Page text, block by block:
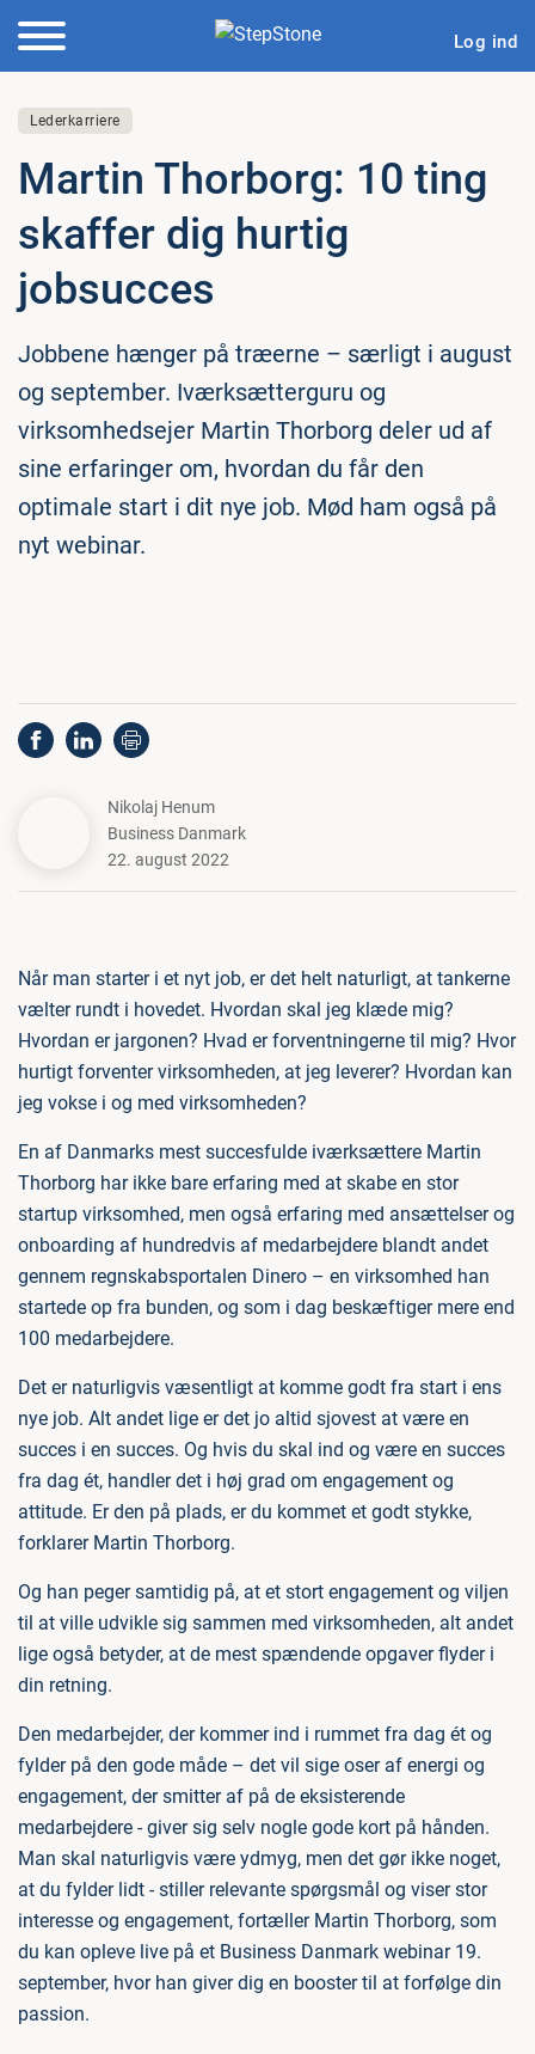
Log ind
Lederkarriere
Martin Thorborg: 10 ting
skaffer dig hurtig
jobsucces
Jobbene hænger på træerne – særligt i august
og september. Iværksætterguru og
virksomhedsejer Martin Thorborg deler ud af
sine erfaringer om, hvordan du får den
optimale start i dit nye job. Mød ham også på
nyt webinar.
Nikolaj Henum
Business Danmark
22. august 2022
Når man starter i et nyt job, er det helt naturligt, at tankerne
vælter rundt i hovedet. Hvordan skal jeg klæde mig?
Hvordan er jargonen? Hvad er forventningerne til mig? Hvor
hurtigt forventer virksomheden, at jeg leverer? Hvordan kan
jeg vokse i og med virksomheden?
En af Danmarks mest succesfulde iværksættere Martin
Thorborg har ikke bare erfaring med at skabe en stor
startup virksomhed, men også erfaring med ansættelser og
onboarding af hundredvis af medarbejdere blandt andet
gennem regnskabsportalen Dinero – en virksomhed han
startede op fra bunden, og som i dag beskæftiger mere end
100 medarbejdere.
Det er naturligvis væsentligt at komme godt fra start i ens
nye job. Alt andet lige er det jo altid sjovest at være en
succes i en succes. Og hvis du skal ind og være en succes
fra dag ét, handler det i høj grad om engagement og
attitude. Er den på plads, er du kommet et godt stykke,
forklarer Martin Thorborg.
Og han peger samtidig på, at et stort engagement og viljen
til at ville udvikle sig sammen med virksomheden, alt andet
lige også betyder, at de mest spændende opgaver flyder i
din retning.
Den medarbejder, der kommer ind i rummet fra dag ét og
fylder på den gode måde – det vil sige oser af energi og
engagement, der smitter af på de eksisterende
medarbejdere - giver sig selv nogle gode kort på hånden.
Man skal naturligvis være ydmyg, men det gør ikke noget,
at du fylder lidt - stiller relevante spørgsmål og viser stor
interesse og engagement, fortæller Martin Thorborg, som
du kan opleve live på et Business Danmark webinar 19.
september, hvor han giver dig en booster til at forfølge din
passion.